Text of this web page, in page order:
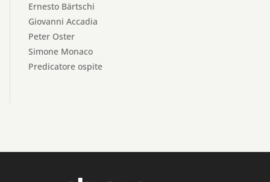
Ernesto Bärtschi
Giovanni Accadia
Peter Oster
Simone Monaco
Predicatore ospite